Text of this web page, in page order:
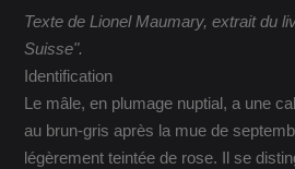
Texte de Lionel Maumary, extrait du
Suisse".
Identification
Le mâle, en plumage nuptial, a une
au brun-gris après la mue de
légèrement teintée de rose. Il se